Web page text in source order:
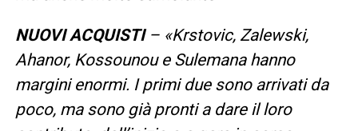
NUOVI ACQUISTI – «Krstovic, Zalewski,
Ahanor, Kossounou e Sulemana hanno
margini enormi. I primi due sono arrivati da
poco, ma sono già pronti a dare il loro